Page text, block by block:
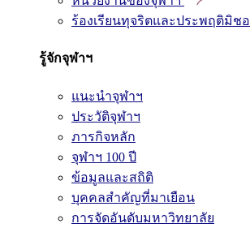
ร้องเรียนทุจริตและประพฤติมิช
รู้จักจุฬาฯ
แนะนำจุฬาฯ
ประวัติจุฬาฯ
ภารกิจหลัก
จุฬาฯ 100 ปี
ข้อมูลและสถิติ
บุคคลสำคัญที่มาเยือน
การจัดอันดับมหาวิทยาลัย